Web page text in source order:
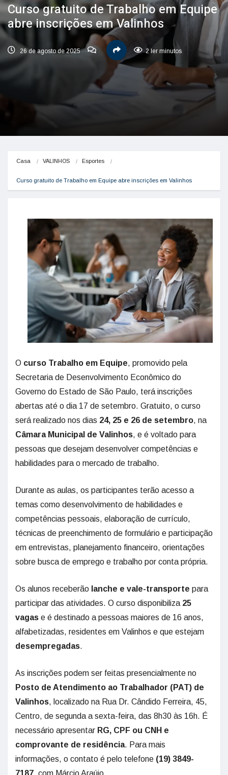
Curso gratuito de Trabalho em Equipe
abre inscrições em Valinhos
26 de agosto de 2025 2 ler minutos
Casa VALINHOS Esportes
Curso gratuito de Trabalho em Equipe abre inscrições em Valinhos
O curso Trabalho em Equipe, promovido pela
Secretaria de Desenvolvimento Econômico do
Governo do Estado de São Paulo, terá inscrições
abertas até o dia 17 de setembro. Gratuito, o curso
será realizado nos dias 24, 25 e 26 de setembro, na
Câmara Municipal de Valinhos, e é voltado para
pessoas que desejam desenvolver competências e
habilidades para o mercado de trabalho.
Durante as aulas, os participantes terão acesso a
temas como desenvolvimento de habilidades e
competências pessoais, elaboração de currículo,
técnicas de preenchimento de formulário e participação
em entrevistas, planejamento financeiro, orientações
sobre busca de emprego e trabalho por conta própria.
Os alunos receberão lanche e vale-transporte para
participar das atividades. O curso disponibiliza 25
vagas e é destinado a pessoas maiores de 16 anos,
alfabetizadas, residentes em Valinhos e que estejam
desempregadas.
As inscrições podem ser feitas presencialmente no
Posto de Atendimento ao Trabalhador (PAT) de
Valinhos, localizado na Rua Dr. Cândido Ferreira, 45,
Centro, de segunda a sexta-feira, das 8h30 às 16h. É
necessário apresentar RG, CPF ou CNH e
comprovante de residência. Para mais
informações, o contato é pelo telefone (19) 3849-
7187 , com Márcio Araújo.